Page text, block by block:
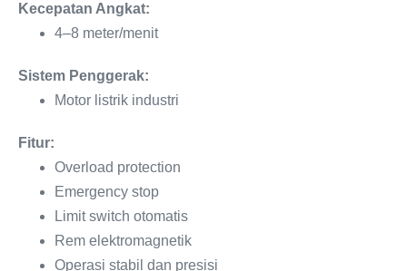
Kecepatan Angkat:
4–8 meter/menit
Sistem Penggerak:
Motor listrik industri
Fitur:
Overload protection
Emergency stop
Limit switch otomatis
Rem elektromagnetik
Operasi stabil dan presisi